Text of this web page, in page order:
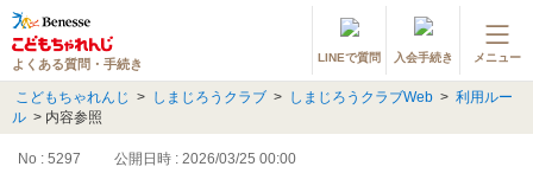
よくある質問・手続き LINEで質問 入会手続き メニュー
登録情報の変更・各種お手続き
会員ページへログイン
お客様サポート(手続き・照会)
こどもちゃれんじ > しまじろうクラブ > しまじろうクラブWeb > 利用ルー
ル > 内容参照
No : 5297 公開日時 : 2026/03/25 00:00